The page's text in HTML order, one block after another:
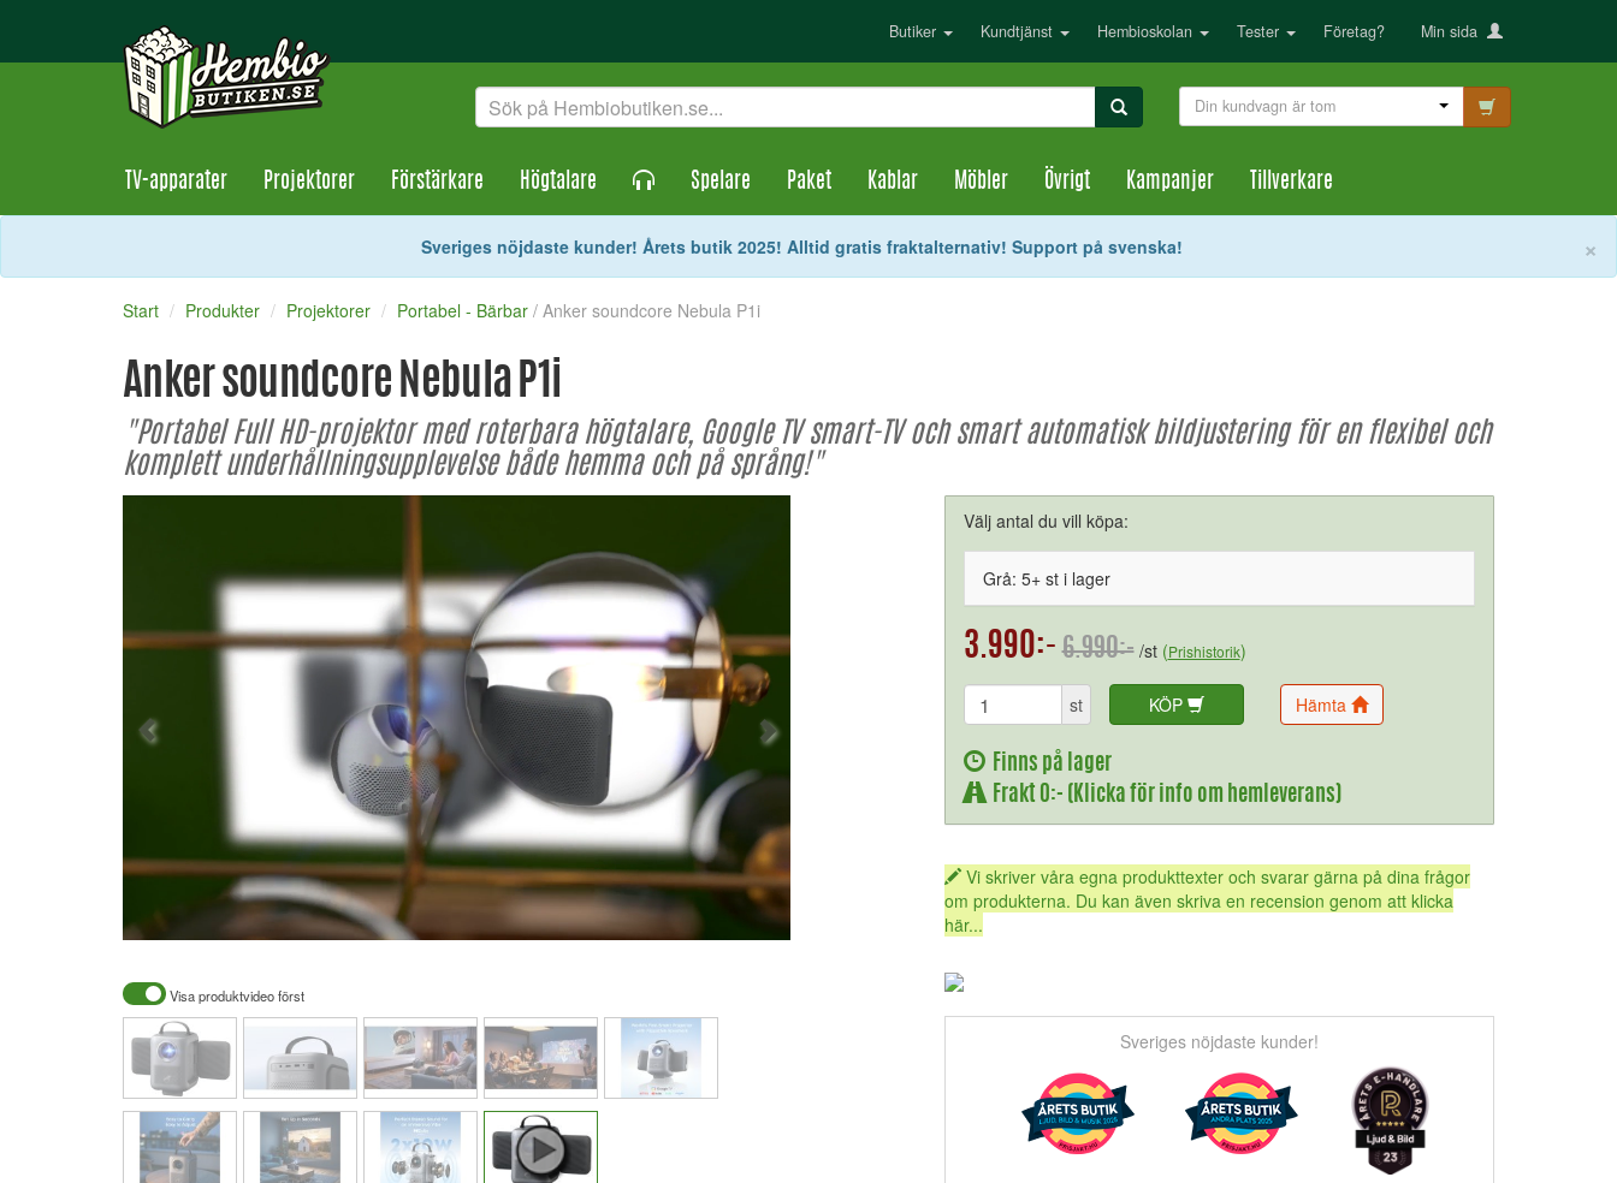
Butiker Kundtjänst Hembioskolan Tester Företag? Min sida
Din kundvagn är tom
TV-apparater Projektorer Förstärkare Högtalare Spelare Paket Kablar Möbler Övrigt Kampanjer Tillverkare
×
Sveriges nöjdaste kunder! Årets butik 2025! Alltid gratis fraktalternativ! Support på svenska!
Start Produkter Projektorer Portabel - Bärbar / Anker soundcore Nebula P1i
Anker soundcore Nebula P1i
"Portabel Full HD-projektor med roterbara högtalare, Google TV smart-TV och smart automatisk bildjustering för en flexibel och
komplett underhållningsupplevelse både hemma och på språng!"
Visa produktvideo först
Välj antal du vill köpa:
Grå: 5+ st i lager
3.990:- 6.990:-/st (Prishistorik)
st KÖP Hämta
Finns på lager
Frakt 0:- (Klicka för info om hemleverans)
Vi skriver våra egna produkttexter och svarar gärna på dina frågor
om produkterna. Du kan även skriva en recension genom att klicka
här...
Sveriges nöjdaste kunder!